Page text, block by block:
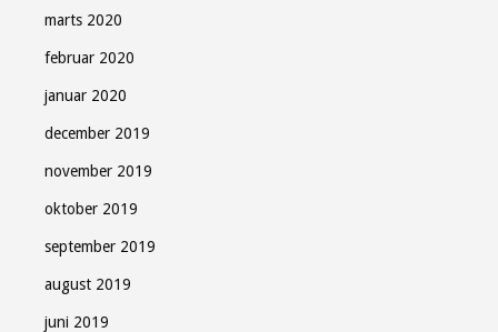
marts 2020
februar 2020
januar 2020
december 2019
november 2019
oktober 2019
september 2019
august 2019
juni 2019